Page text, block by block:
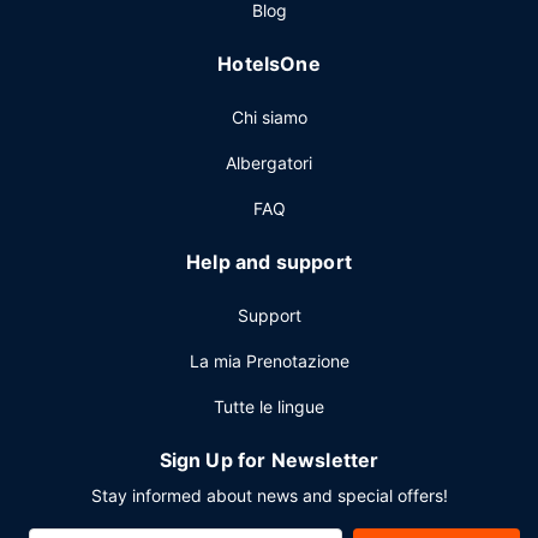
dalle ore 06:00 alle ore 10:30.
check-out veloce e un pratico servizio di lavanderia e
Indianapolis? Presso un hotel avrai a disposizione 2044
metri quadrati di spazio con un'area per conferenze e 22
è disponibile gratuitamente su richiesta.
Blog
HotelsOne
Chi siamo
Albergatori
FAQ
Help and support
Support
La mia Prenotazione
Tutte le lingue
Sign Up for Newsletter
Stay informed about news and special offers!